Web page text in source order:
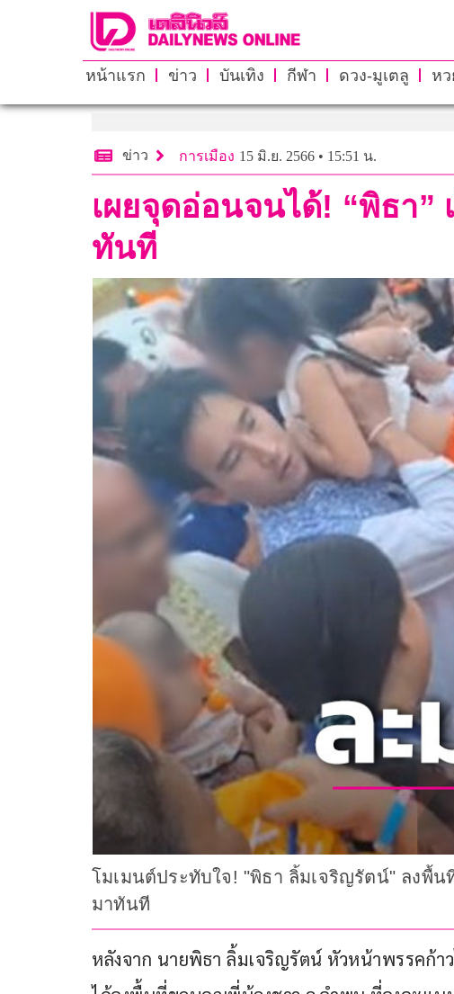
หน้าแรก ข่าว บันเทิง กีฬา ดวง-มูเตลู หว
ข่าว การเมือง 15 มิ.ย. 2566 • 15:51 น.
เผยจุดอ่อนจนได้! “พิธา”
ทันที
โมเมนต์ประทับใจ! "พิธา ลิ้มเจริญรัตน์" ลงพื้
มาทันที
หลังจาก นายพิธา ลิ้มเจริญรัตน์ หัวหน้าพรรคก้